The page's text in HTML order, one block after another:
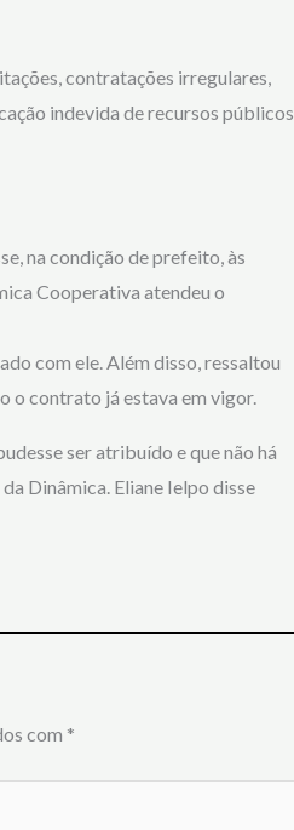
contratações irregulares,
indevida de recursos públicos
na condição de prefeito, às
Cooperativa atendeu o
com ele. Além disso, ressaltou
o contrato já estava em vigor.
ser atribuído e que não há
Dinâmica. Eliane Ielpo disse
com *